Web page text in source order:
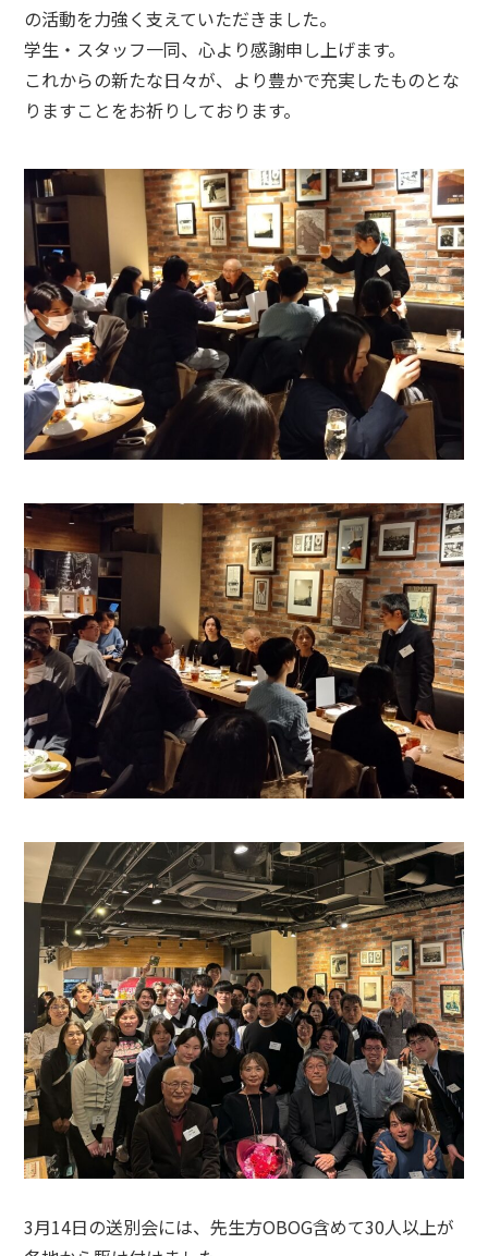
の活動を力強く支えていただきました。
学生・スタッフ一同、心より感謝申し上げます。
これからの新たな日々が、より豊かで充実したものとな
りますことをお祈りしております。
3月14日の送別会には、先生方OBOG含めて30人以上が